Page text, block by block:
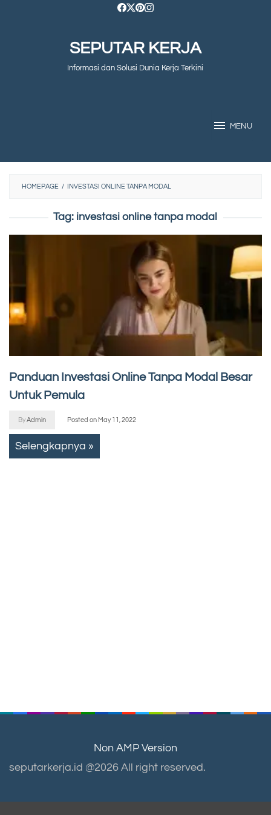
SEPUTAR KERJA
Informasi dan Solusi Dunia Kerja Terkini
MENU
HOMEPAGE / INVESTASI ONLINE TANPA MODAL
Tag: investasi online tanpa modal
Panduan Investasi Online Tanpa Modal Besar
Untuk Pemula
ByAdmin Posted on May 11, 2022
Selengkapnya »
Non AMP Version
seputarkerja.id @2026 All right reserved.